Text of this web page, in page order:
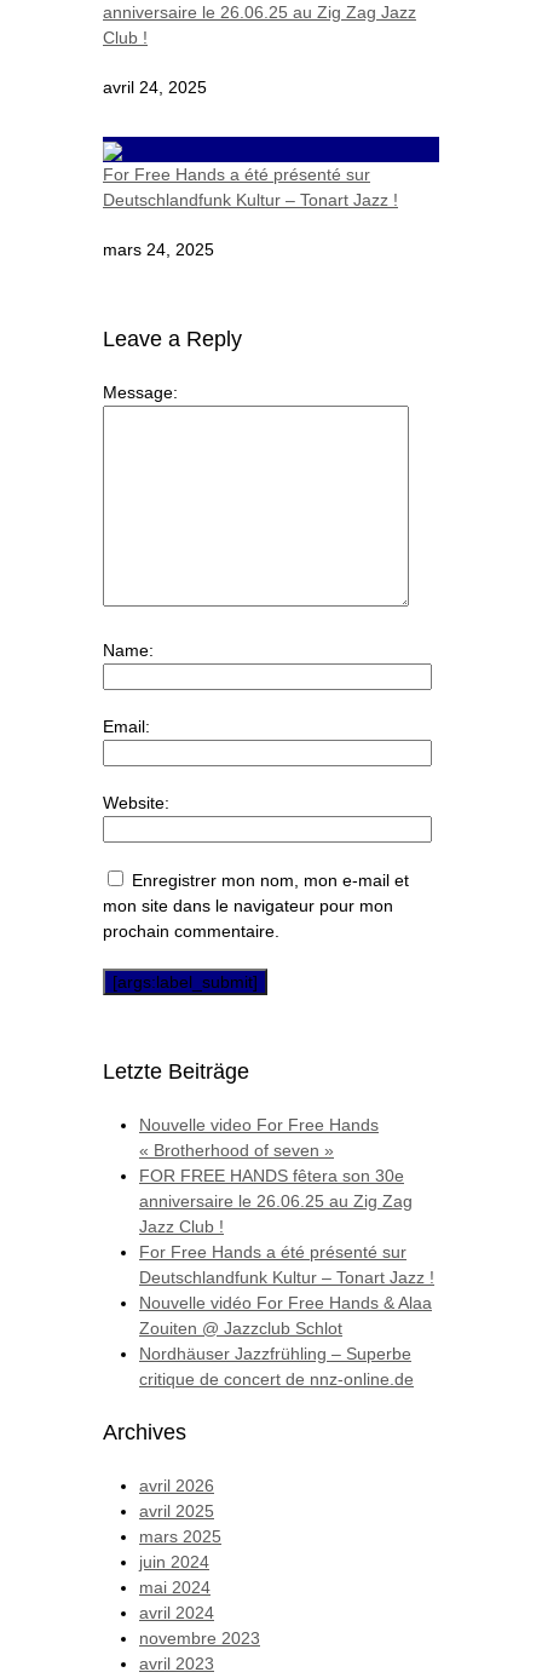
anniversaire le 26.06.25 au Zig Zag Jazz
Club !
avril 24, 2025
For Free Hands a été présenté sur
Deutschlandfunk Kultur – Tonart Jazz !
mars 24, 2025
Leave a Reply
Message:
Name:
Email:
Website:
Enregistrer mon nom, mon e-mail et
mon site dans le navigateur pour mon
prochain commentaire.
Letzte Beiträge
Nouvelle video For Free Hands
« Brotherhood of seven »
FOR FREE HANDS fêtera son 30e
anniversaire le 26.06.25 au Zig Zag
Jazz Club !
For Free Hands a été présenté sur
Deutschlandfunk Kultur – Tonart Jazz !
Nouvelle vidéo For Free Hands & Alaa
Zouiten @ Jazzclub Schlot
Nordhäuser Jazzfrühling – Superbe
critique de concert de nnz-online.de
Archives
avril 2026
avril 2025
mars 2025
juin 2024
mai 2024
avril 2024
novembre 2023
avril 2023